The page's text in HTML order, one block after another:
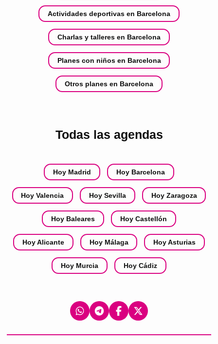
Actividades deportivas en Barcelona
Charlas y talleres en Barcelona
Planes con niños en Barcelona
Otros planes en Barcelona
Todas las agendas
Hoy Madrid Hoy Barcelona
Hoy Valencia Hoy Sevilla Hoy Zaragoza
Hoy Baleares Hoy Castellón
Hoy Alicante Hoy Málaga Hoy Asturias
Hoy Murcia Hoy Cádiz